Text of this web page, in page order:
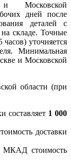
Московской
дней после
деталей с
складе. Точные
уточняется
Минимальная
и Московской
области (при
составляет 1 000
доставки
МКАД стоимость